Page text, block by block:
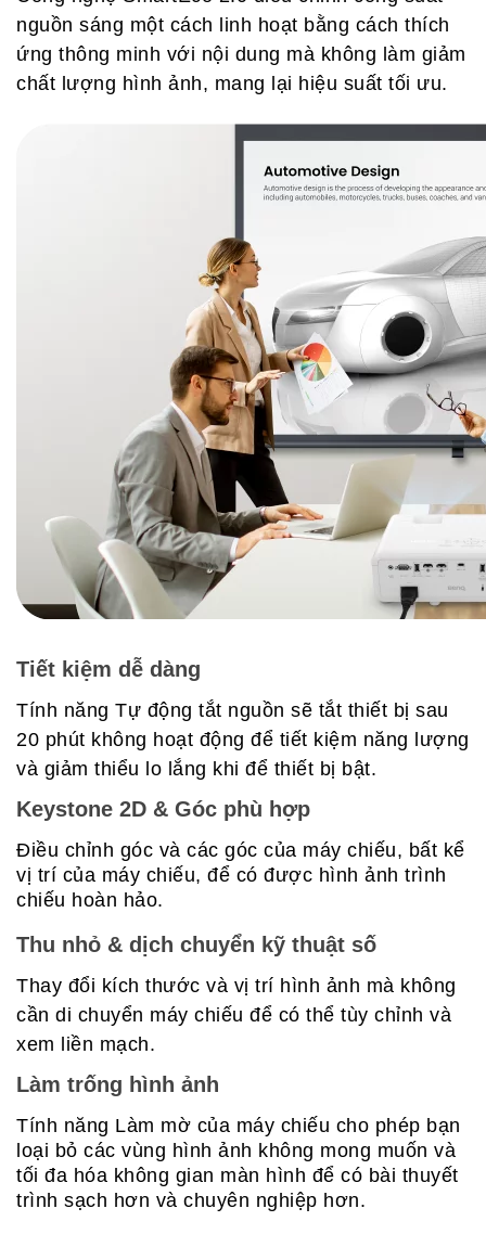
nguồn sáng một cách linh hoạt bằng cách thích
ứng thông minh với nội dung mà không làm giảm
chất lượng hình ảnh, mang lại hiệu suất tối ưu.
Tiết kiệm dễ dàng
Tính năng Tự động tắt nguồn sẽ tắt thiết bị sau
20 phút không hoạt động để tiết kiệm năng lượng
và giảm thiểu lo lắng khi để thiết bị bật.
Keystone 2D & Góc phù hợp
Điều chỉnh góc và các góc của máy chiếu, bất kể
vị trí của máy chiếu, để có được hình ảnh trình
chiếu hoàn hảo.
Thu nhỏ & dịch chuyển kỹ thuật số
Thay đổi kích thước và vị trí hình ảnh mà không
cần di chuyển máy chiếu để có thể tùy chỉnh và
xem liền mạch.
Làm trống hình ảnh
Tính năng Làm mờ của máy chiếu cho phép bạn
loại bỏ các vùng hình ảnh không mong muốn và
tối đa hóa không gian màn hình để có bài thuyết
trình sạch hơn và chuyên nghiệp hơn.